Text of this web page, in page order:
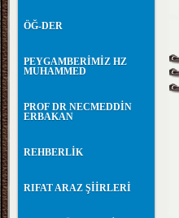
ÖĞ-DER
PEYGAMBERİMİZ HZ
MUHAMMED
PROF DR NECMEDDİN
ERBAKAN
REHBERLİK
RIFAT ARAZ ŞİİRLERİ